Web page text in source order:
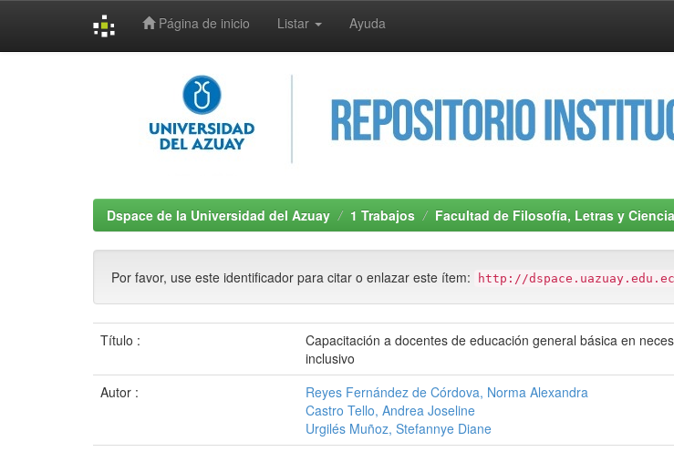
Página de inicio Listar Ayuda
Dspace de la Universidad del Azuay 1 Trabajos Facultad de Filosofía, Letras y
Por favor, use este identificador para citar o enlazar este ítem: http://
Título :
Capacitación a docentes de educación general básica en
inclusivo
Autor :
Reyes Fernández de Córdova, Norma Alexandra
Castro Tello, Andrea Joseline
Urgilés Muñoz, Stefannye Diane